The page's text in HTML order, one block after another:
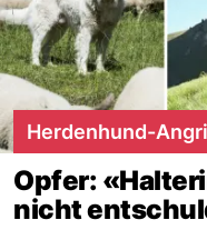
Herdenhund-
Opfer:
nicht